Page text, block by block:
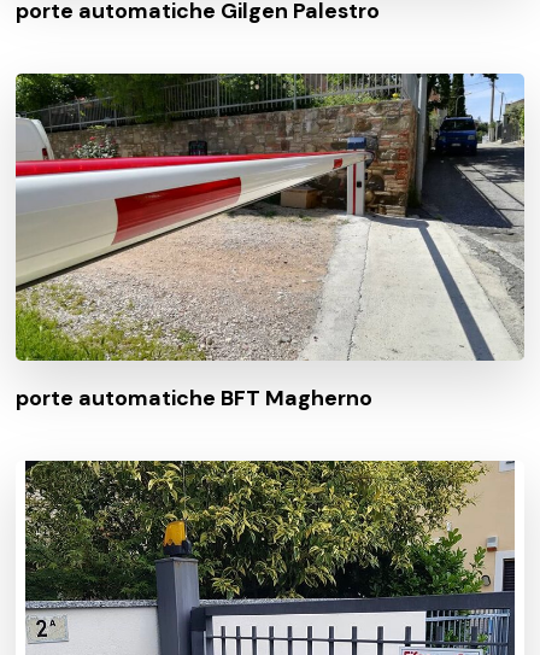
porte automatiche Gilgen Palestro
porte automatiche BFT Magherno